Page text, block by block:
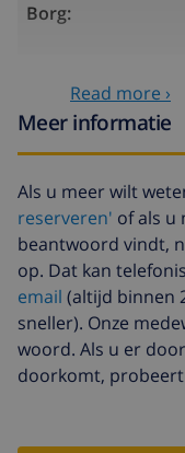
Borg:
Optionele diensten
Huisdieren
Extra beddengoed
Extra handdoeken
Late checkout
Extra
schoonmaak
Read more ›
Meer informatie
Als u meer wilt
reserveren' of als u
beantwoord vindt,
op. Dat kan
email (altijd binnen
sneller). Onze
woord. Als u er
doorkomt,